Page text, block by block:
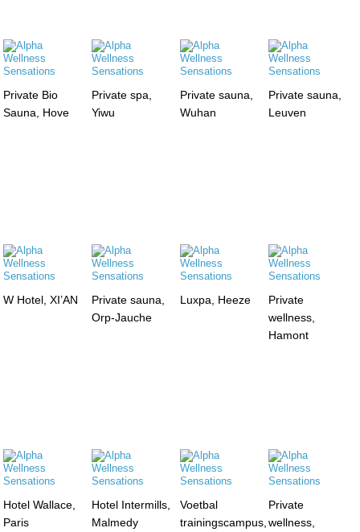
Private Bio
Sauna, Hove
Private spa,
Yiwu
Private sauna,
Wuhan
Private sauna,
Leuven
W Hotel, XI’AN
Private sauna,
Orp-Jauche
Luxpa, Heeze
Private
wellness,
Hamont
Hotel Wallace,
Paris
Hotel Intermills,
Malmedy
Voetbal
trainingscampus,
Private
wellness,